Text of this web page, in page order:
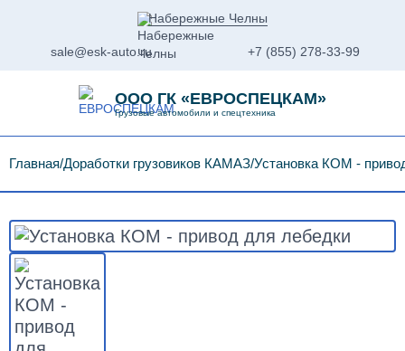
Набережные Челны
sale@esk-auto.ru +7 (855) 278-33-99
ООО ГК «ЕВРОСПЕЦКАМ»
Грузовые автомобили и спецтехника
Главная Доработки грузовиков КАМАЗ Установка КОМ -